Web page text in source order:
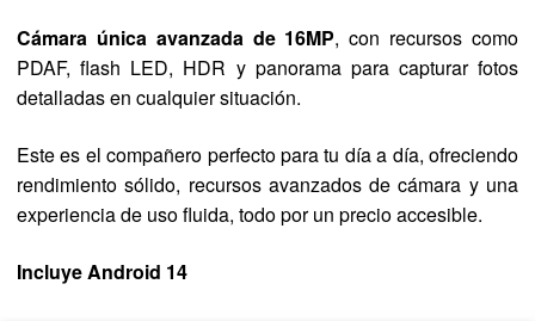
Cámara única avanzada de 16MP, con recursos como
PDAF, flash LED, HDR y panorama para capturar fotos
detalladas en cualquier situación.
Este es el compañero perfecto para tu día a día, ofreciendo
rendimiento sólido, recursos avanzados de cámara y una
experiencia de uso fluida, todo por un precio accesible.
Incluye Android 14